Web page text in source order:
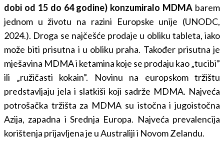
dobi od 15 do 64 godine) konzumiralo MDMA barem
jednom u životu na razini Europske unije (UNODC,
2024.). Droga se najčešće prodaje u obliku tableta, iako
može biti prisutna i u obliku praha. Također prisutna je
mješavina MDMA i ketamina koje se prodaju kao „tucibi”
ili „ružičasti kokain”. Novinu na europskom tržištu
predstavljaju jela i slatkiši koji sadrže MDMA. Najveća
potrošačka tržišta za MDMA su istočna i jugoistočna
Azija, zapadna i Srednja Europa. Najveća prevalencija
korištenja prijavljena je u Australiji i Novom Zelandu.